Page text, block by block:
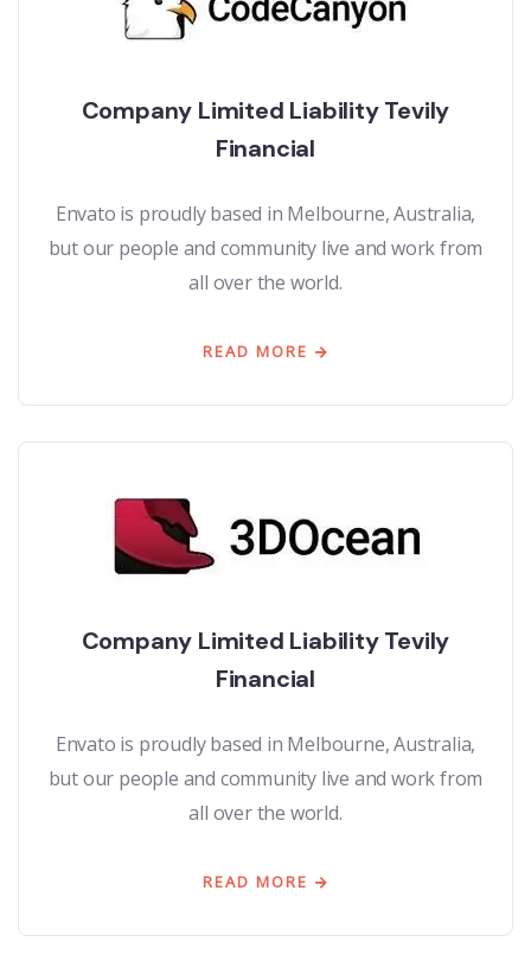
Company Limited Liability Tevily
Financial
Envato is proudly based in Melbourne, Australia,
but our people and community live and work from
all over the world.
READ MORE
Company Limited Liability Tevily
Financial
Envato is proudly based in Melbourne, Australia,
but our people and community live and work from
all over the world.
READ MORE